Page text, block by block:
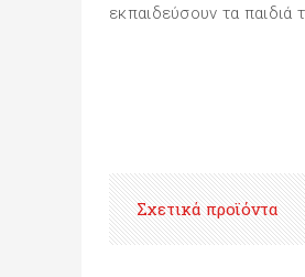
εκπαιδεύσουν τα παιδιά
Σχετικά προϊόντα